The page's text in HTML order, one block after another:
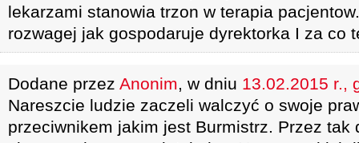
lekarzami stanowia trzon w terapia
rozwagej jak gospodaruje dyrektorka I za co
Dodane przez Anonim, w dniu 13.02.2015 r.,
Nareszcie ludzie zaczeli walczyć o swoje
przeciwnikem jakim jest Burmistrz. Przez tak